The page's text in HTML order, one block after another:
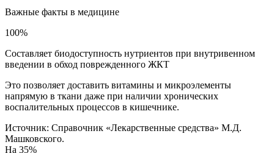
Важные факты в медицине
100%
Составляет биодоступность нутриентов при внутривенном
введении в обход поврежденного ЖКТ
Это позволяет доставить витамины и микроэлементы
напрямую в ткани даже при наличии хронических
воспалительных процессов в кишечнике.
Источник: Справочник «Лекарственные средства» М.Д.
Машковского.
На 35%